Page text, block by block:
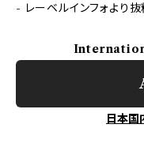
- レーベルインフォより
日本国